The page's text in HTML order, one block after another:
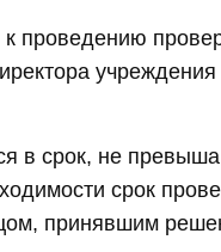
проведению
учреждения
в срок, не
срок
принявшим